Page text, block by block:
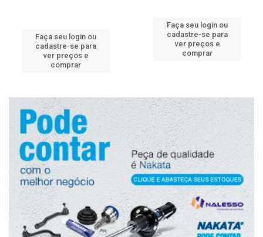
Faça seu login ou
cadastre-se para
ver preços e
comprar
Faça seu login ou
cadastre-se para
ver preços e
comprar